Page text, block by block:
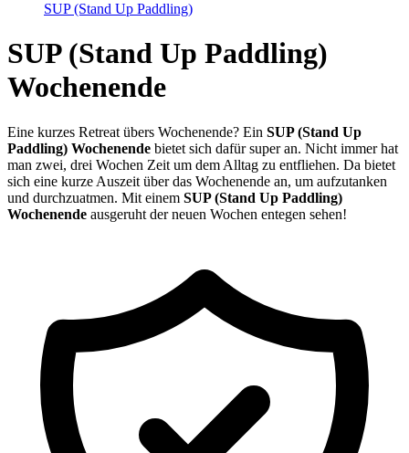
SUP (Stand Up Paddling)
SUP (Stand Up Paddling)
Wochenende
Eine kurzes Retreat übers Wochenende? Ein SUP (Stand Up
Paddling) Wochenende bietet sich dafür super an. Nicht immer hat
man zwei, drei Wochen Zeit um dem Alltag zu entfliehen. Da bietet
sich eine kurze Auszeit über das Wochenende an, um aufzutanken
und durchzuatmen. Mit einem SUP (Stand Up Paddling)
Wochenende ausgeruht der neuen Wochen entegen sehen!